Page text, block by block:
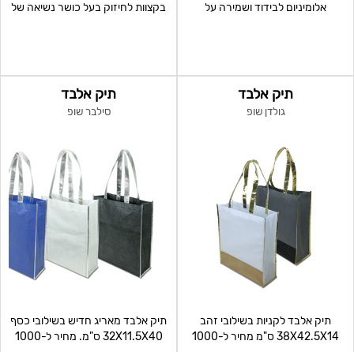
אלומיניום לבידוד ושמירה על
בקצוות לחיזוק בעל כושר נשיאה של
תיק אלבד
גולדן שופ
תיק אלבד לקניות בשילובי זהב
38X42.5X14 ס"מ מחיר ל-1000
תיק אלבד
סילבר שופ
תיק אלבד מאריג חדיש בשילובי כסף
32X11.5X40 ס"מ. מחיר ל-1000